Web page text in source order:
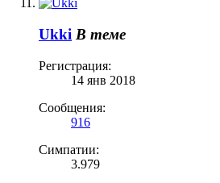
Ukki В теме
Регистрация:
14 янв 2018
Сообщения:
916
Симпатии:
3.979